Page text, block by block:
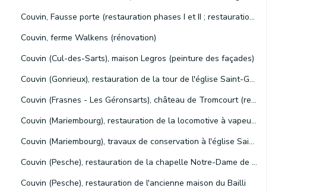
Couvin, Fausse porte (restauration phases I et II ; restauration des toitures)
Couvin, ferme Walkens (rénovation)
Couvin (Cul-des-Sarts), maison Legros (peinture des façades)
Couvin (Gonrieux), restauration de la tour de l'église Saint-Georges
Couvin (Frasnes - Les Géronsarts), château de Tromcourt (restauration des châssis et réhabilitation du bâtiment)
Couvin (Mariembourg), restauration de la locomotive à vapeur du type EX26
Couvin (Mariembourg), travaux de conservation à l'église Sainte-Marie-Madeleine
Couvin (Pesche), restauration de la chapelle Notre-Dame de Bonne Pensée
Couvin (Pesche), restauration de l'ancienne maison du Bailli